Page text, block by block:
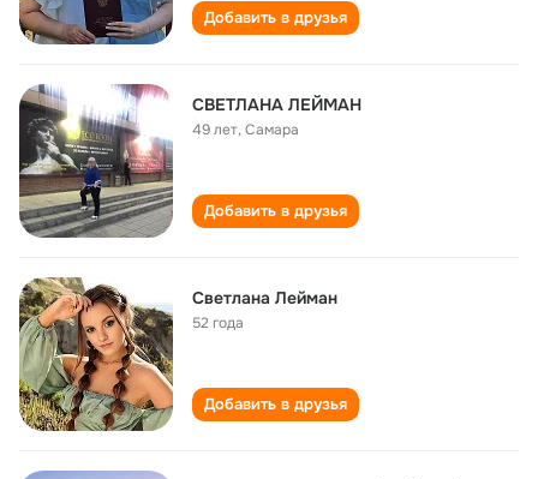
Добавить в друзья
СВЕТЛАНА ЛЕЙМАН
49 лет,Самара
Добавить в друзья
Светлана Лейман
52 года
Добавить в друзья